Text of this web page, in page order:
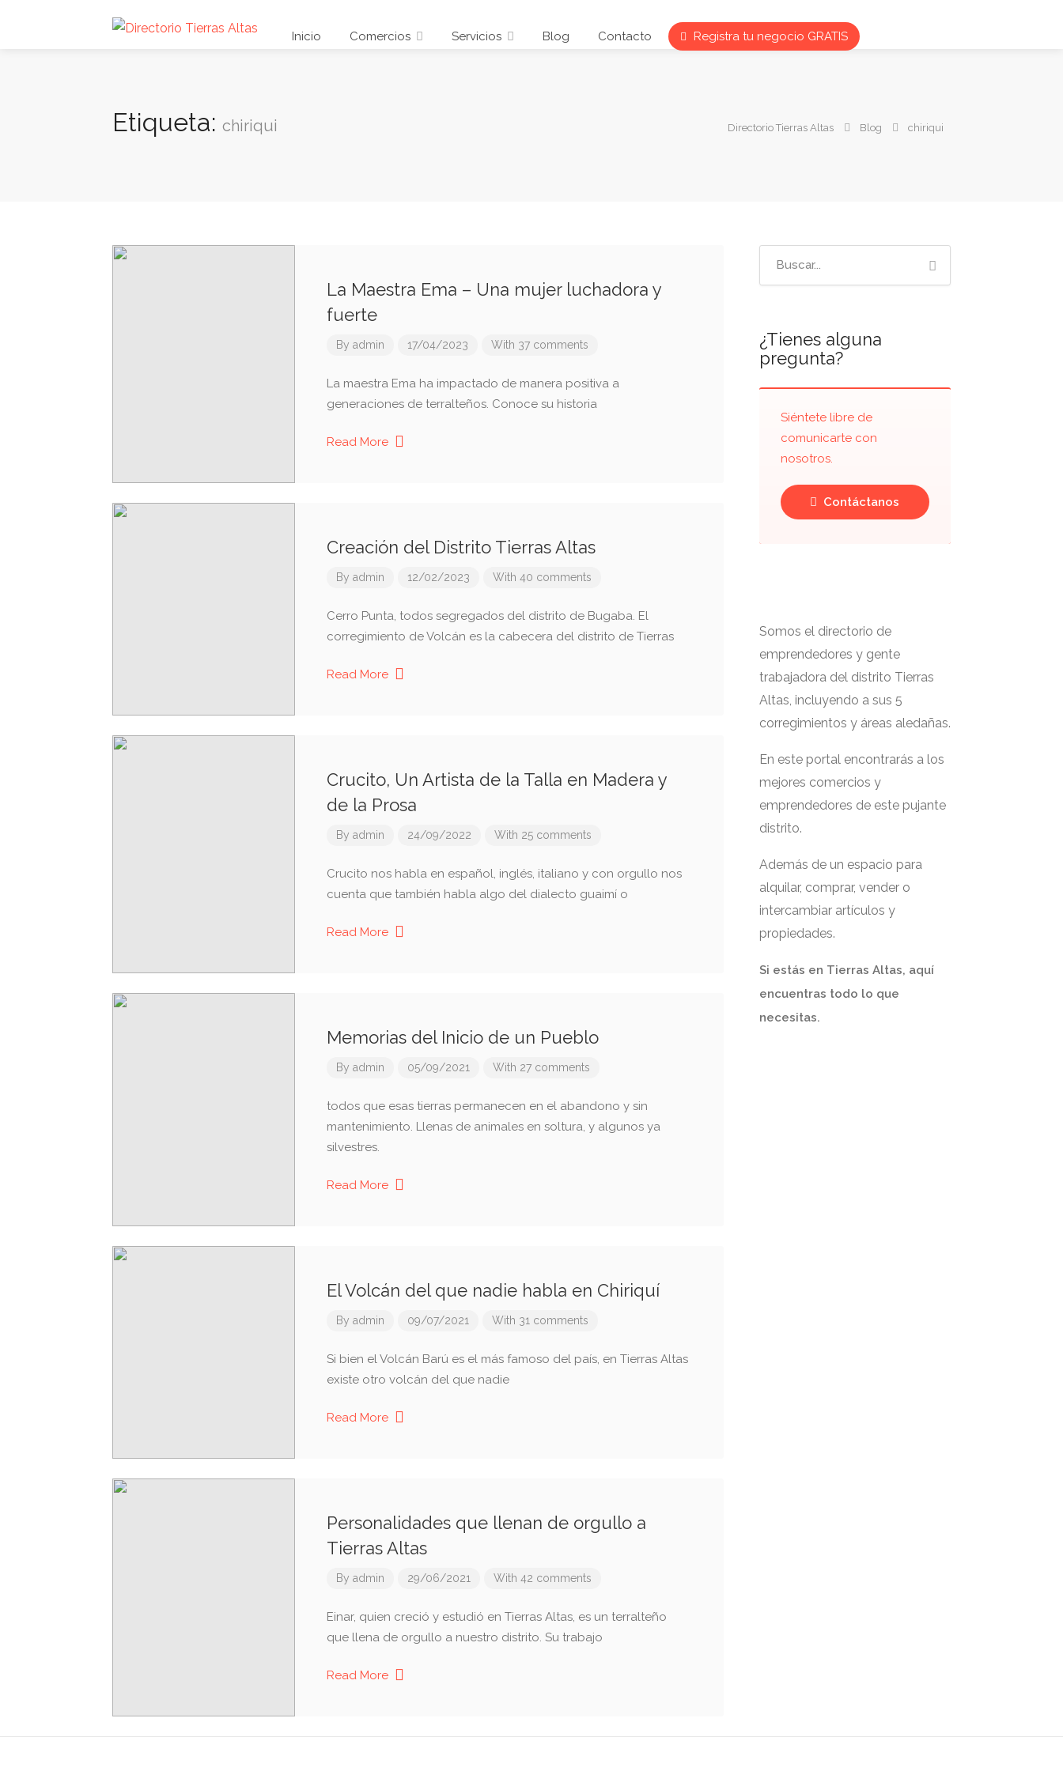
Inicio Comercios Servicios Blog Contacto Registra tu negocio GRATIS
Etiqueta: chiriqui Directorio Tierras Altas Blog chiriqui
La Maestra Ema – Una mujer luchadora y
fuerte
By admin 17/04/2023 With 37 comments
La maestra Ema ha impactado de manera positiva a
generaciones de terralteños. Conoce su historia
Read More
Creación del Distrito Tierras Altas
By admin 12/02/2023 With 40 comments
Cerro Punta, todos segregados del distrito de Bugaba. El
corregimiento de Volcán es la cabecera del distrito de Tierras
Read More
Crucito, Un Artista de la Talla en Madera y
de la Prosa
By admin 24/09/2022 With 25 comments
Crucito nos habla en español, inglés, italiano y con orgullo nos
cuenta que también habla algo del dialecto guaimí o
Read More
Memorias del Inicio de un Pueblo
By admin 05/09/2021 With 27 comments
todos que esas tierras permanecen en el abandono y sin
mantenimiento. Llenas de animales en soltura, y algunos ya
silvestres.
Read More
El Volcán del que nadie habla en Chiriquí
By admin 09/07/2021 With 31 comments
Si bien el Volcán Barú es el más famoso del país, en Tierras Altas
existe otro volcán del que nadie
Read More
Personalidades que llenan de orgullo a
Tierras Altas
By admin 29/06/2021 With 42 comments
Einar, quien creció y estudió en Tierras Altas, es un terralteño
que llena de orgullo a nuestro distrito. Su trabajo
Read More
¿Tienes alguna
pregunta?
Siéntete libre de
comunicarte con
nosotros.
Contáctanos
Somos el directorio de
emprendedores y gente
trabajadora del distrito Tierras
Altas, incluyendo a sus 5
corregimientos y áreas aledañas.
En este portal encontrarás a los
mejores comercios y
emprendedores de este pujante
distrito.
Además de un espacio para
alquilar, comprar, vender o
intercambiar artículos y
propiedades.
Si estás en Tierras Altas, aquí
encuentras todo lo que
necesitas.